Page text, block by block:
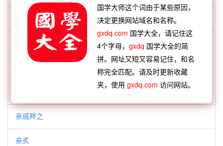
交衽
亲戚畔之
亲炙
国学大师这个词由于某些原因，
决定更换网站域名和名称。
gxdq.com 国学大全，请记住这
4个字母，gxdq 国学大全的简
拼。网址又短又容易记住，和名
称完全匹配。请及时更新收藏
夹，使用gxdq.com 访问网站。